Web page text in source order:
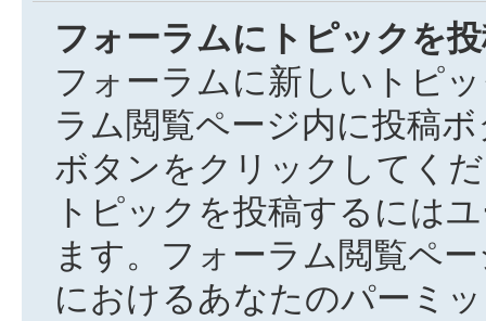
フォーラムにトピックを
フォーラムに新しいトピ
ラム閲覧ページ内に投稿
ボタンをクリックしてく
トピックを投稿するには
ます。フォーラム閲覧ペ
におけるあなたのパーミ